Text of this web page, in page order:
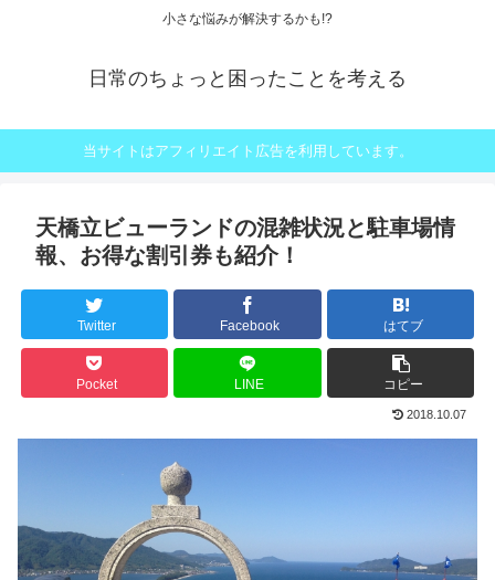
小さな悩みが解決するかも!?
日常のちょっと困ったことを考える
当サイトはアフィリエイト広告を利用しています。
天橋立ビューランドの混雑状況と駐車場情
報、お得な割引券も紹介！
Twitter Facebook はてブ
Pocket LINE コピー
2018.10.07